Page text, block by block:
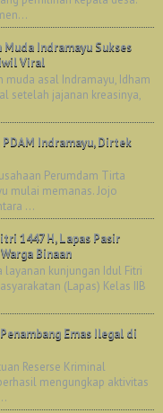
Muda Indramayu Sukses
Viral
asal Indramayu, Idham
setelah jajanan kreasinya,
Indramayu, Dirtek
Perumdam Tirta
mulai memanas. Jojo
...
1447 H, Lapas Pasir
Binaan
layanan kunjungan Idul Fitri
(Lapas) Kelas IIB
Emas Ilegal di
Reserse Kriminal
mengungkap aktivitas